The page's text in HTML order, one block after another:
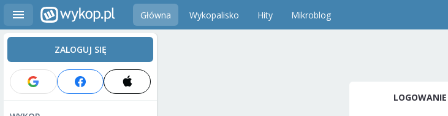
Główna Wykopalisko Hity Mikroblog
ZALOGUJ SIĘ
LOGOWANIE